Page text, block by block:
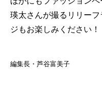
瑛太さんが撮るリリー
ジもお楽しみください！
編集長・芦谷富美子